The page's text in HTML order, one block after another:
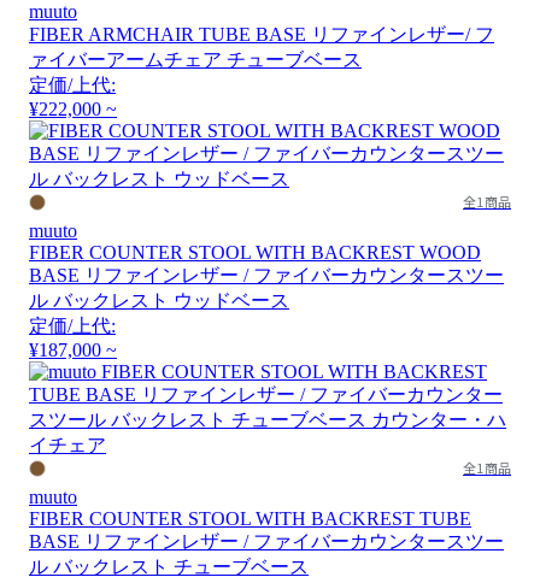
muuto
FIBER ARMCHAIR TUBE BASE リファインレザー/ フ
ァイバーアームチェア チューブベース
定価/上代:
¥222,000 ~
全1商品
muuto
FIBER COUNTER STOOL WITH BACKREST WOOD
BASE リファインレザー / ファイバーカウンタースツー
ル バックレスト ウッドベース
定価/上代:
¥187,000 ~
全1商品
muuto
FIBER COUNTER STOOL WITH BACKREST TUBE
BASE リファインレザー / ファイバーカウンタースツー
ル バックレスト チューブベース